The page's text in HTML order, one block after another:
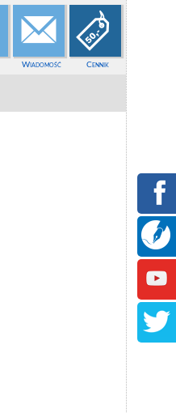
Wiadomość Cennik